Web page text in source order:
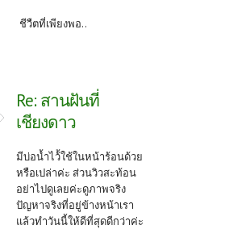
ชีวืตที่เพียงพอ..
Re: สานฝันที่
เชียงดาว
มีบ่อน้ำไว้้ใช้ในหน้าร้อนด้วย
หรือเปล่าค่ะ ส่วนวิวสะท้อน
อย่าไปดูเลยค่ะดูภาพจริง
ปัญหาจริงที่อยู่ข้างหน้าเรา
แล้วทำวันนี้ให้ดีที่สุดดีกว่าค่ะ